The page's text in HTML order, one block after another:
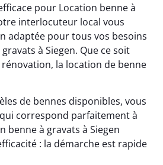
pour Location benne à
interlocuteur local vous
adaptée pour tous vos besoins
à Siegen. Que ce soit
la location de benne
de bennes disponibles, vous
correspond parfaitement à
benne à gravats à Siegen
: la démarche est rapide